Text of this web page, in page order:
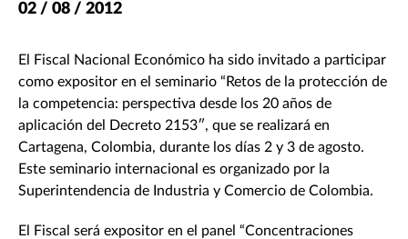
02 / 08 / 2012
El Fiscal Nacional Económico ha sido invitado a participar
como expositor en el seminario “Retos de la protección de
la competencia: perspectiva desde los 20 años de
aplicación del Decreto 2153″, que se realizará en
Cartagena, Colombia, durante los días 2 y 3 de agosto.
Este seminario internacional es organizado por la
Superintendencia de Industria y Comercio de Colombia.
El Fiscal será expositor en el panel “Concentraciones